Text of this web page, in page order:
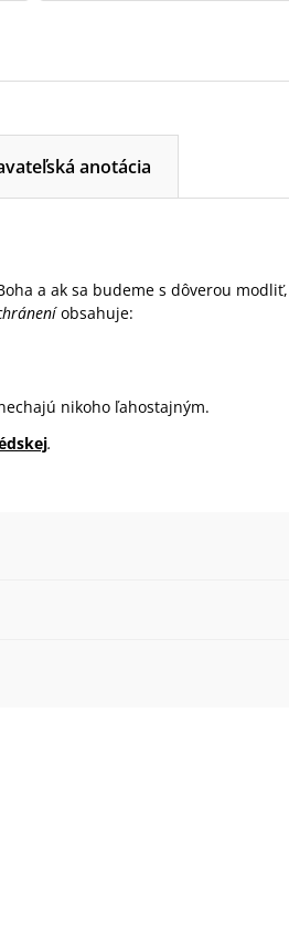
anotácia
a ak sa budeme s dôverou
obsahuje:
nikoho ľahostajným.
.